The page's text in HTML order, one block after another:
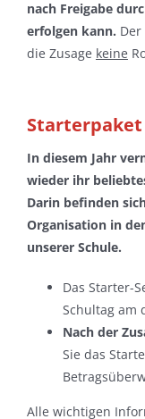
nach Freigabe
erfolgen kann.
die Zusage keine
In diesem Jahr
wieder ihr
Darin befinden
Organisation in
unserer Schule.
Das Starter-
Schultag am
Nach der
Sie das
Alle wichtigen